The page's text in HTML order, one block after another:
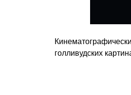
голливудских